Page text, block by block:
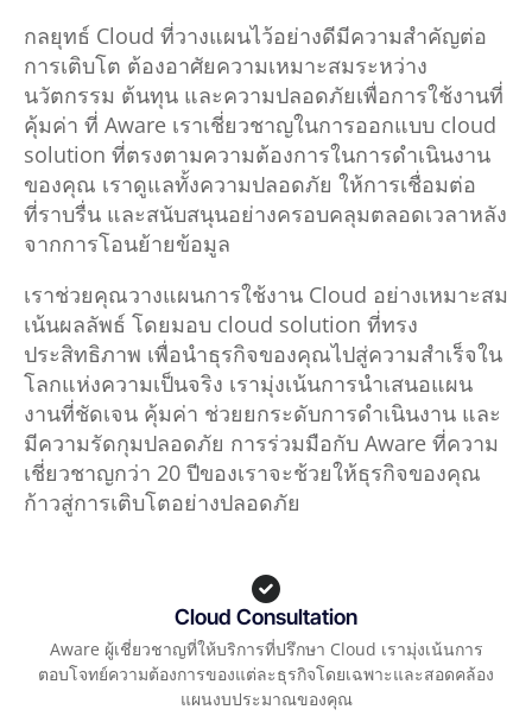
กลยุทธ์ Cloud ที่วางแผนไว้อย่างดีมีความสำคัญต่อ
การเติบโต ต้องอาศัยความเหมาะสมระหว่าง
นวัตกรรม ต้นทุน และความปลอดภัยเพื่อการใช้งานที่
คุ้มค่า ที่ Aware เราเชี่ยวชาญในการออกแบบ cloud
solution ที่ตรงตามความต้องการในการดำเนินงาน
ของคุณ เราดูแลทั้งความปลอดภัย ให้การเชื่อมต่อ
ที่ราบรื่น และสนับสนุนอย่างครอบคลุมตลอดเวลาหลัง
จากการโอนย้ายข้อมูล
เราช่วยคุณวางแผนการใช้งาน Cloud อย่างเหมาะสม
เน้นผลลัพธ์ โดยมอบ cloud solution ที่ทรง
ประสิทธิภาพ เพื่อนำธุรกิจของคุณไปสู่ความสำเร็จใน
โลกแห่งความเป็นจริง เรามุ่งเน้นการนำเสนอแผน
งานที่ชัดเจน คุ้มค่า ช่วยยกระดับการดำเนินงาน และ
มีความรัดกุมปลอดภัย การร่วมมือกับ Aware ที่ความ
เชี่ยวชาญกว่า 20 ปีของเราจะช้วยให้ธุรกิจของคุณ
ก้าวสู่การเติบโตอย่างปลอดภัย
Cloud Consultation
Aware ผู้เชี่ยวชาญที่ให้บริการที่ปรึกษา Cloud เรามุ่งเน้นการ
ตอบโจทย์ความต้องการของแต่ละธุรกิจโดยเฉพาะและสอดคล้อง
แผนงบประมาณของคุณ